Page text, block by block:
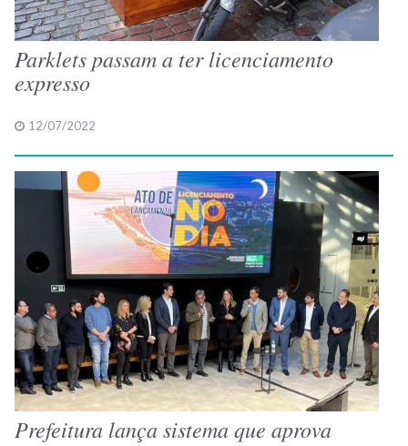
Parklets passam a ter licenciamento
expresso
12/07/2022
Prefeitura lança sistema que aprova